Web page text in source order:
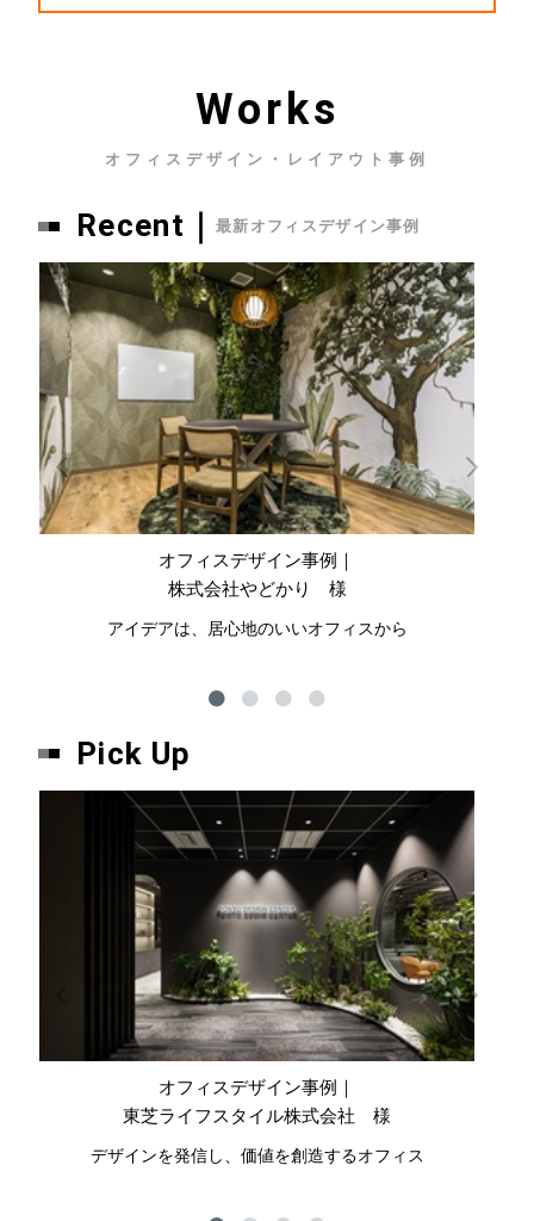
Works
オフィスデザイン・レイアウト事例
Recent｜最新オフィスデザイン事例
オフィスデザイン事例｜
株式会社やどかり 様
アイデアは、居心地のいいオフィスから
Pick Up
オフィスデザイン事例｜
東芝ライフスタイル株式会社 様
デザインを発信し、価値を創造するオフィス